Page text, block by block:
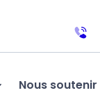
Nous soutenir